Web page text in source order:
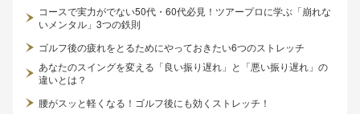
コースで実力がでない50代・60代必見！ツアープロに学ぶ「崩れな
いメンタル」3つの鉄則
ゴルフ後の疲れをとるためにやっておきたい6つのストレッチ
あなたのスイングを変える「良い振り遅れ」と「悪い振り遅れ」の
違いとは？
腰がスッと軽くなる！ゴルフ後にも効くストレッチ！